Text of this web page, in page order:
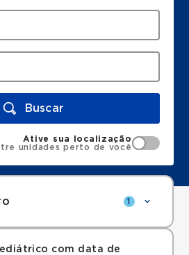
Buscar
Ative sua localização
unidades perto de você
1
com data de